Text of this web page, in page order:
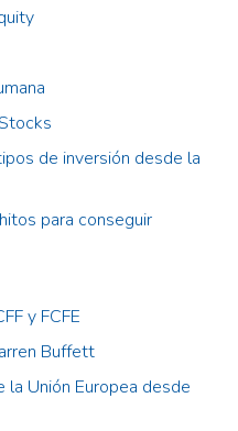
de inversión desde la
para conseguir
y FCFE
Buffett
Unión Europea desde